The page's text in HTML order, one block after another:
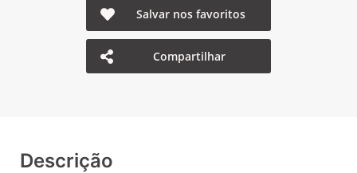
Salvar nos favoritos
Compartilhar
Descrição